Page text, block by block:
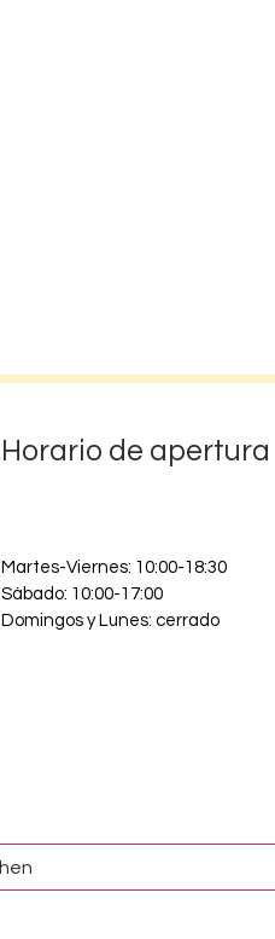
Horario de apertura
Martes-Viernes: 10:00-18:30
Sábado: 10:00-17:00
Domingos y Lunes: cerrado